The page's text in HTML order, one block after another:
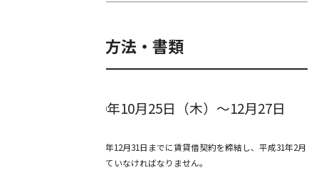
■申請期間・方法・書類
第二期：平成30年10月25日（木）～12月27日
※１ 申請者は、平成30年12月31日までに賃貸借契約を締結し、平成31年2月
28日までに移転が完了していなければなりません。